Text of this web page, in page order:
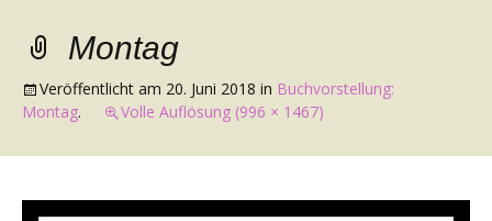
Montag
Veröffentlicht am 20. Juni 2018 in Buchvorstellung:
Montag. Volle Auflösung (996 × 1467)